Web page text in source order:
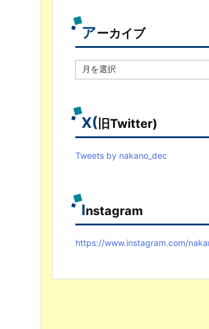
別
アーカイブ
ー
ブ
X( 旧Twitter)
Tweets by nakano_dec
Instagram
https://www.instagram.com/